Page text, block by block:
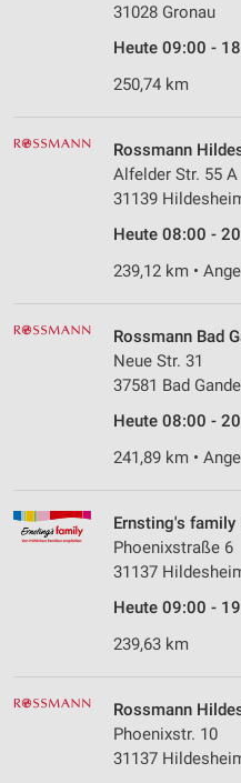
31028 Gronau
Heute 09:00 -
250,74 km
Rossmann
Alfelder Str. 55 A
31139
Heute 08:00 -
239,12 km •
Rossmann Bad
Neue Str. 31
37581 Bad
Heute 08:00 -
241,89 km •
Ernsting's
Phoenixstraße 6
31137
Heute 09:00 -
239,63 km
Rossmann
Phoenixstr. 10
31137